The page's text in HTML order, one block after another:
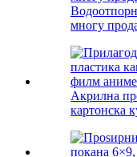
многу
Акрилна
картонска